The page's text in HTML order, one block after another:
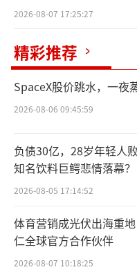
下文中的“三
中心/站），民营
所），零售药店（
覆盖医药机构：
2024年，中国
所数据），公立基
卫生室57万家、乡
服务中心/站3.7万
（包括民营医院2.7
年数据））。
2026-08-07 17:25:27
精彩推荐
SpaceX股价跳水，一夜
2026-08-06 09:45:59
负债30亿，28岁年轻人
知名饮料巨鳄悲情落幕？
2026-08-05 17:14:52
体育营销成光伏出海重
仁全球官方合作伙伴
2026-08-07 10:18:25